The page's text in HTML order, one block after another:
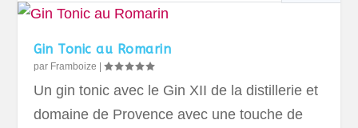
Gin Tonic au Romarin
par Framboize |
Un gin tonic avec le Gin XII de la distillerie et
domaine de Provence avec une touche de